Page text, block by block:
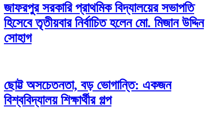
জাফরপুর সরকারি প্রাথমিক বিদ্যালয়ের সভাপতি
হিসেবে তৃতীয়বার নির্বাচিত হলেন মো. মিজান উদ্দিন
সোহাগ
ছোট্ট অসচেতনতা, বড় ভোগান্তি: একজন
বিশ্ববিদ্যালয় শিক্ষার্থীর গল্প